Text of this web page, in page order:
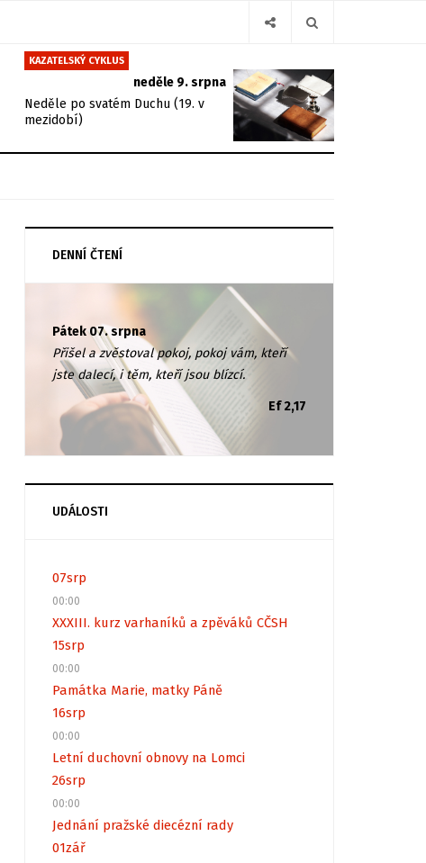
KAZATELSKÝ CYKLUS
neděle 9. srpna
Neděle po svatém Duchu (19. v
mezidobí)
DENNÍ ČTENÍ
Pátek 07. srpna
Přišel a zvěstoval pokoj, pokoj vám, kteří
jste dalecí, i těm, kteří jsou blízcí.
Ef 2,17
UDÁLOSTI
07srp
00:00
XXXIII. kurz varhaníků a zpěváků CČSH
15srp
00:00
Památka Marie, matky Páně
16srp
00:00
Letní duchovní obnovy na Lomci
26srp
00:00
Jednání pražské diecézní rady
01zář